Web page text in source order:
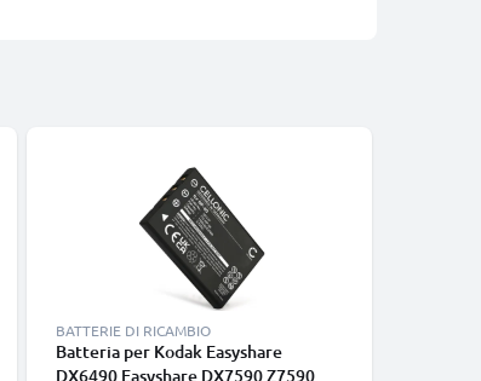
BATTERIE DI RICAMBIO
Batteria per Kodak Easyshare
DX6490 Easyshare DX7590 Z7590